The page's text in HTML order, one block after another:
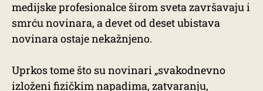
medijske profesionalce širom sveta završavaju i
smrću novinara, a devet od deset ubistava
novinara ostaje nekažnjeno.
Uprkos tome što su novinari „svakodnevno
izloženi fizičkim napadima, zatvaranju,